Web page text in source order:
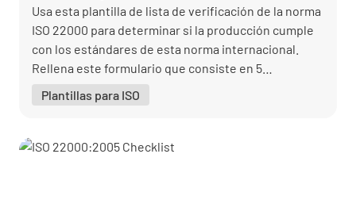
Usa esta plantilla de lista de verificación de la norma
ISO 22000 para determinar si la producción cumple
con los estándares de esta norma internacional.
Rellena este formulario que consiste en 5
Plantillas para ISO